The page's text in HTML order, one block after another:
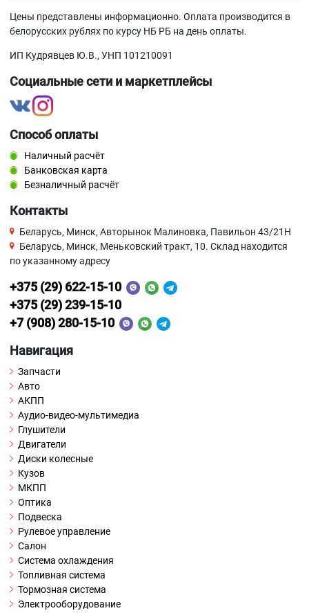
Цены представлены информационно. Оплата производится в
белорусских рублях по курсу НБ РБ на день оплаты.
ИП Кудрявцев Ю.В., УНП 101210091
Социальные сети и маркетплейсы
Способ оплаты
Наличный расчёт
Банковская карта
Безналичный расчёт
Контакты
Беларусь, Минск, Авторынок Малиновка, Павильон 43/21Н
Беларусь, Минск, Меньковский тракт, 10. Склад находится
по указанному адресу
+375 (29) 622-15-10
+375 (29) 239-15-10
+7 (908) 280-15-10
Навигация
Запчасти
Авто
АКПП
Аудио-видео-мультимедиа
Глушители
Двигатели
Диски колесные
Кузов
МКПП
Оптика
Подвеска
Рулевое управление
Салон
Система охлаждения
Топливная система
Тормозная система
Электрооборудование